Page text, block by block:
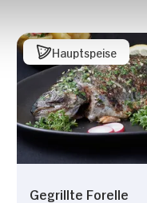
Hauptspeise
Gegrillte Forelle